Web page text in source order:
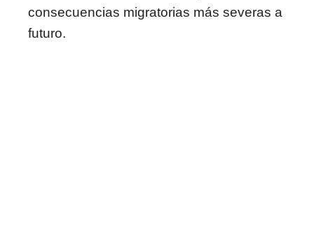
consecuencias migratorias más severas a
futuro.